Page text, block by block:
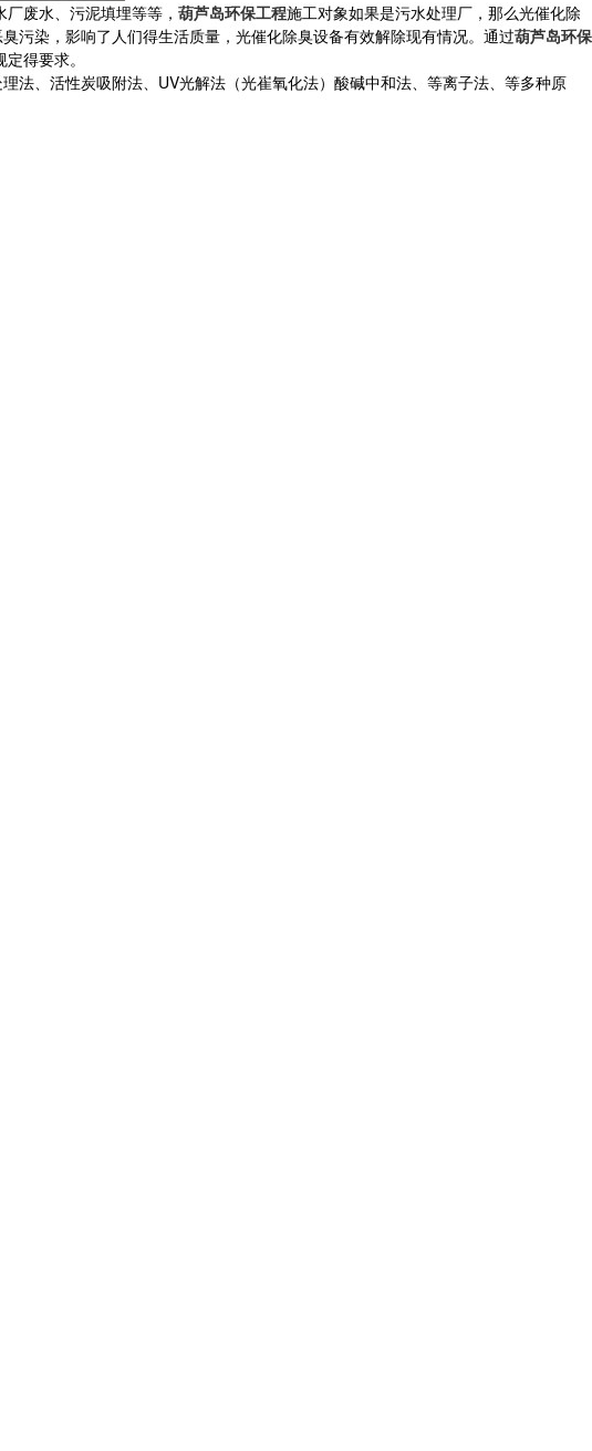
废水、污泥填埋等等， 葫芦岛环保工程施工对象如果是污水处理厂，那么光催化除
污染，影响了人们得生活质量，光催化除臭设备有效解除现有情况。通过葫芦岛环保
得要求。
、活性炭吸附法、UV光解法（光崔氧化法）酸碱中和法、等离子法、等多种原